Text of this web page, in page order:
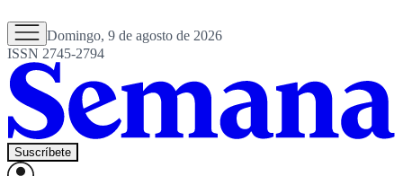
Domingo, 9 de agosto de 2026
ISSN 2745-2794
Suscríbete